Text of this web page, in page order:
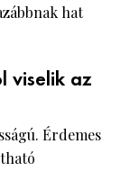
hat
viselik az
Érdemes